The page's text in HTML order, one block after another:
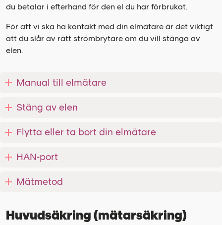
du betalar i efterhand för den el du har förbrukat.
För att vi ska ha kontakt med din elmätare är det viktigt
att du slår av rätt strömbrytare om du vill stänga av
elen.
Manual till elmätare
Stäng av elen
Flytta eller ta bort din elmätare
HAN-port
Mätmetod
Huvudsäkring (mätarsäkring)